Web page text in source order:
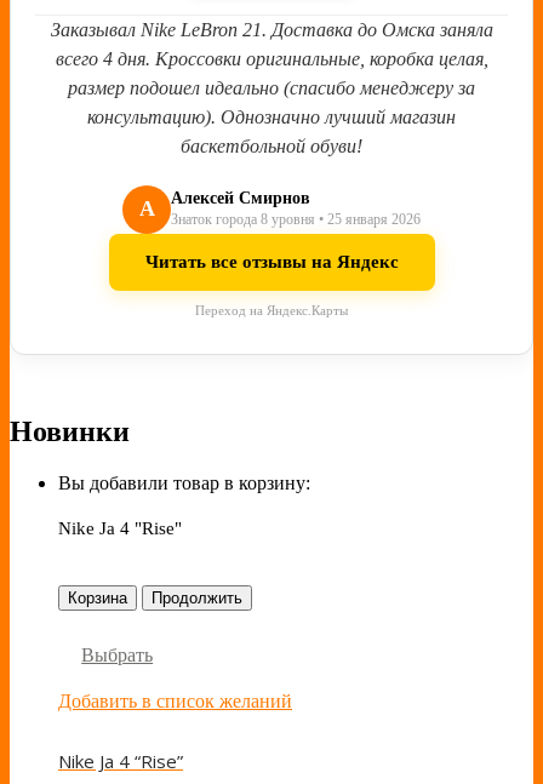
Заказывал Nike LeBron 21. Доставка до Омска заняла
всего 4 дня. Кроссовки оригинальные, коробка целая,
размер подошел идеально (спасибо менеджеру за
консультацию). Однозначно лучший магазин
баскетбольной обуви!
А Алексей Смирнов
Знаток города 8 уровня • 25 января 2026
Читать все отзывы на Яндекс
Переход на Яндекс.Карты
Новинки
Вы добавили товар в корзину:
Nike Ja 4 "Rise"
Корзина Продолжить
Выбрать
Добавить в список желаний
Nike Ja 4 “Rise”